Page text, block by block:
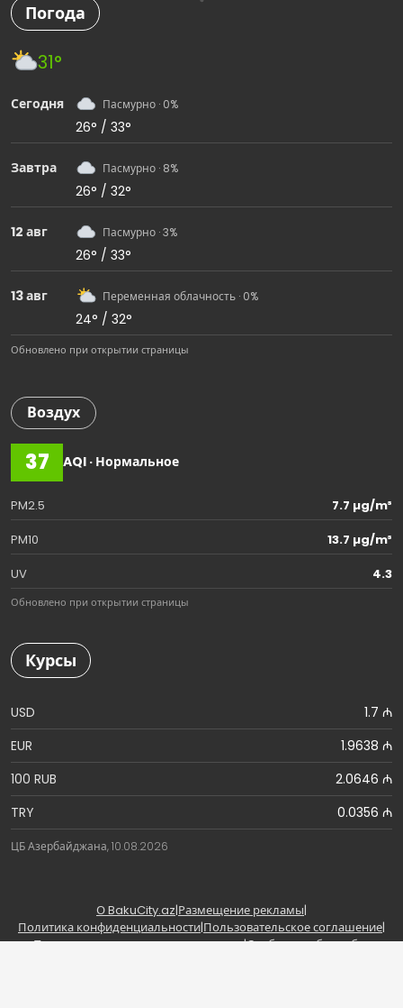
Погода
31°
Сегодня Пасмурно · 0%
26° / 33°
Завтра Пасмурно · 8%
26° / 32°
12 авг Пасмурно · 3%
26° / 33°
13 авг Переменная облачность · 0%
24° / 32°
Обновлено при открытии страницы
Воздух
37 AQI · Нормальное
PM2.5
7.7 µg/m³
PM10
13.7 µg/m³
UV
4.3
Обновлено при открытии страницы
Курсы
USD
1.7 ₼
EUR
1.9638 ₼
100 RUB
2.0646 ₼
TRY
0.0356 ₼
ЦБ Азербайджана, 10.08.2026
О BakuCity.az|Размещение рекламы|
Политика конфиденциальности|Пользовательское соглашение|
Правила использования материалов|Сообщить об ошибке